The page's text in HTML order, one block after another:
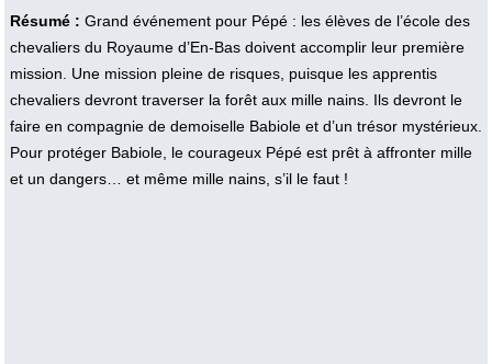
Résumé : Grand événement pour Pépé : les élèves de l’école des
chevaliers du Royaume d’En-Bas doivent accomplir leur première
mission. Une mission pleine de risques, puisque les apprentis
chevaliers devront traverser la forêt aux mille nains. Ils devront le
faire en compagnie de demoiselle Babiole et d’un trésor mystérieux.
Pour protéger Babiole, le courageux Pépé est prêt à affronter mille
et un dangers… et même mille nains, s’il le faut !